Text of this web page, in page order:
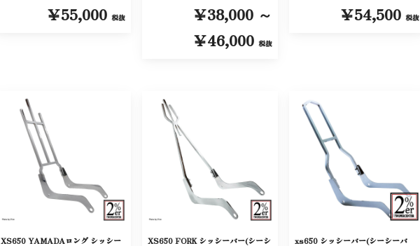
￥55,000 税抜
￥38,000 ～
￥46,000 税抜
￥54,500 税抜
XS650 YAMADAロング シッシー
XS650 FORK シッシーバー(シーシ
xs650 シッシーバー(シーシーバ